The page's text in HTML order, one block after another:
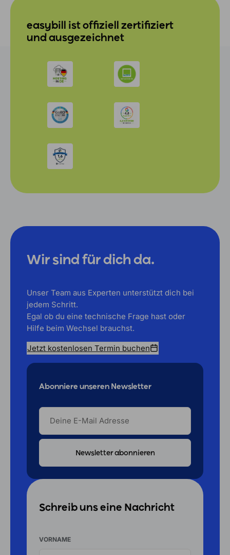
easybill ist offiziell zertifiziert
und ausgezeichnet
Wir sind für dich da.
Unser Team aus Experten unterstützt dich bei
jedem Schritt.
Egal ob du eine technische Frage hast oder
Hilfe beim Wechsel brauchst.
Jetzt kostenlosen Termin buchen
Abonniere unseren Newsletter
DEINE
MAIL
ADRESSE
Schreib uns eine Nachricht
VORNAME